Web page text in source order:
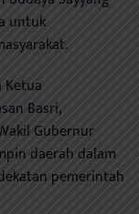
untuk
Ketua
Basri,
Gubernur
daerah dalam
pemerintah